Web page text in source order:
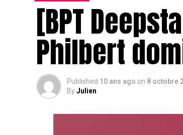
[BPT
Philbert
Published 10 ans ago on 8 octobre
ByJulien